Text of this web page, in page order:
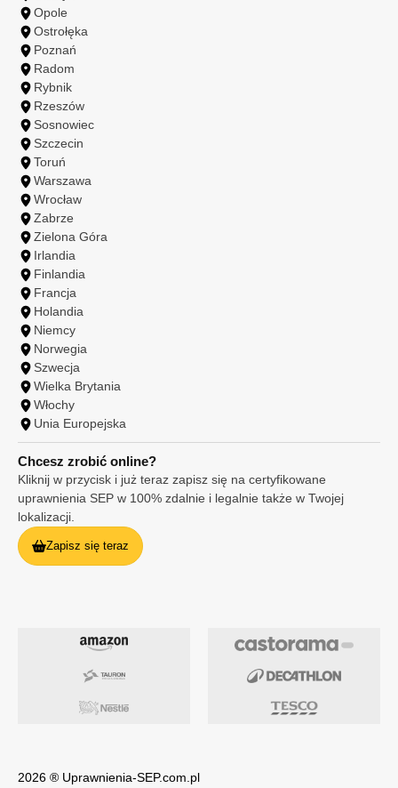
Opole
Ostrołęka
Poznań
Radom
Rybnik
Rzeszów
Sosnowiec
Szczecin
Toruń
Warszawa
Wrocław
Zabrze
Zielona Góra
Irlandia
Finlandia
Francja
Holandia
Niemcy
Norwegia
Szwecja
Wielka Brytania
Włochy
Unia Europejska
Chcesz zrobić online?
Kliknij w przycisk i już teraz zapisz się na certyfikowane
uprawnienia SEP w 100% zdalnie i legalnie także w Twojej
lokalizacji.
Zapisz się teraz
2026 ® Uprawnienia-SEP.com.pl